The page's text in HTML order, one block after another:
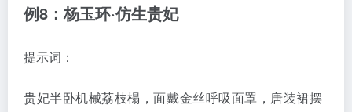
例8：杨玉环·仿生贵妃
提示词：
贵妃半卧机械荔枝榻，面戴金丝呼吸面罩，唐装裙摆